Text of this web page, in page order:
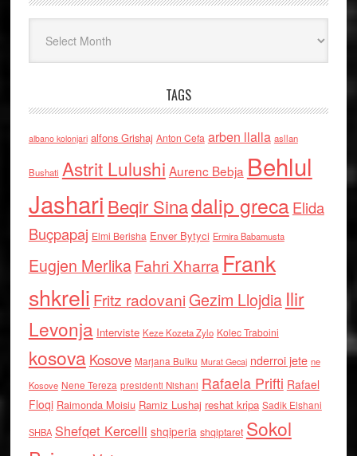
TAGS
albano kolonjari alfons Grishaj Anton Cefa arben llalla asllan
Bushati Astrit Lulushi Aurenc Bebja Behlul
Jashari Beqir Sinadalip grecaElida
Buçpapaj Elmi Berisha Enver Bytyci Ermira Babamusta
Eugjen MerlikaFahri Xharra Frank
shkreli Fritz radovaniGezim Llojdia Ilir
Levonja Interviste Keze Kozeta Zylo Kolec Traboini
kosova Kosove Marjana Bulku Murat Gecaj nderroi jete ne
Kosove Nene Tereza presidenti Nishani Rafaela Prifti Rafael
Floqi Raimonda Moisiu Ramiz Lushaj reshat kripa Sadik Elshani
SHBA Shefqet Kercelli shqiperia shqiptaret Sokol